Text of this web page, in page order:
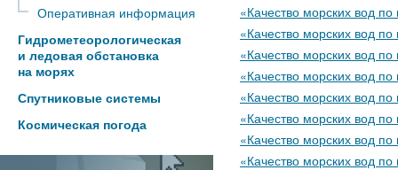
Оперативная информация
Гидрометеорологическая
и ледовая обстановка
на морях
Спутниковые системы
Космическая погода
«Качество морских вод
«Качество морских вод
«Качество морских вод
«Качество морских вод
«Качество морских вод
«Качество морских вод
«Качество морских вод
«Качество морских вод